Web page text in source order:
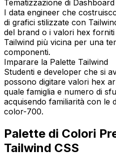
Tematizzazione di
I data engineer che
di grafici stilizzate con
del brand o i valori hex
Tailwind più vicina per una
componenti.
Imparare la Palette Tailwind
Studenti e developer che si
possono digitare valori hex
quale famiglia e numero di
acquisendo familiarità con le
color-700.
Palette di Colori
Tailwind CSS